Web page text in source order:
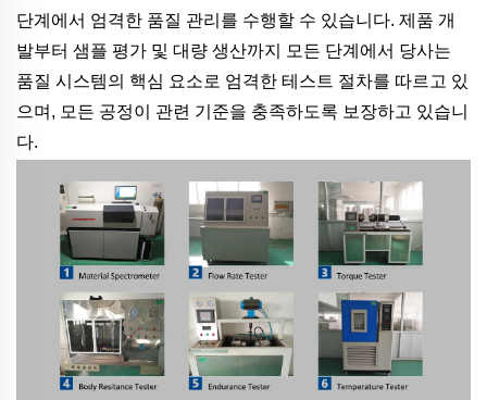
단계에서 엄격한 품질 관리를 수행할 수 있습니다. 제품 개
발부터 샘플 평가 및 대량 생산까지 모든 단계에서 당사는
품질 시스템의 핵심 요소로 엄격한 테스트 절차를 따르고 있
으며, 모든 공정이 관련 기준을 충족하도록 보장하고 있습니
다.